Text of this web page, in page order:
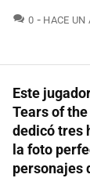
0 HACE UN
Este
Tears of
dedicó tres
la foto
personajes